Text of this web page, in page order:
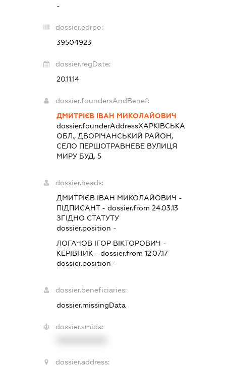
-
dossier.edrpo:
39504923
dossier.regDate:
20.11.14
dossier.foundersAndBenef:
ДМИТРІЄВ ІВАН МИКОЛАЙОВИЧ
dossier.founderAddressХАРКІВСЬКА
ОБЛ., ДВОРІЧАНСЬКИЙ РАЙОН,
СЕЛО ПЕРШОТРАВНЕВЕ ВУЛИЦЯ
МИРУ БУД. 5
dossier.heads:
ДМИТРІЄВ ІВАН МИКОЛАЙОВИЧ -
ПІДПИСАНТ- dossier.from 24.03.13
ЗГІДНО СТАТУТУ
dossier.position -
ЛОГАЧОВ ІГОР ВІКТОРОВИЧ -
КЕРІВНИК - dossier.from 12.07.17
dossier.position -
dossier.beneficiaries:
dossier.missingData
dossier.smida:
dossier.address: